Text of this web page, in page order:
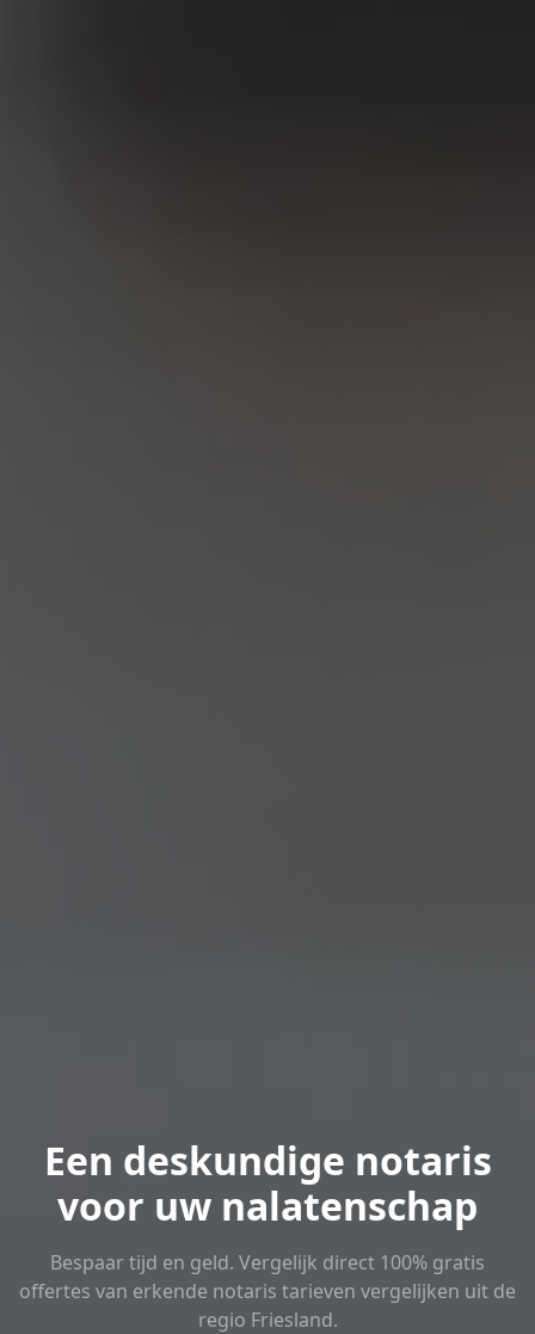
Een deskundige notaris
voor uw nalatenschap
Bespaar tijd en geld. Vergelijk direct 100% gratis
offertes van erkende notaris tarieven vergelijken uit de
regio Friesland.